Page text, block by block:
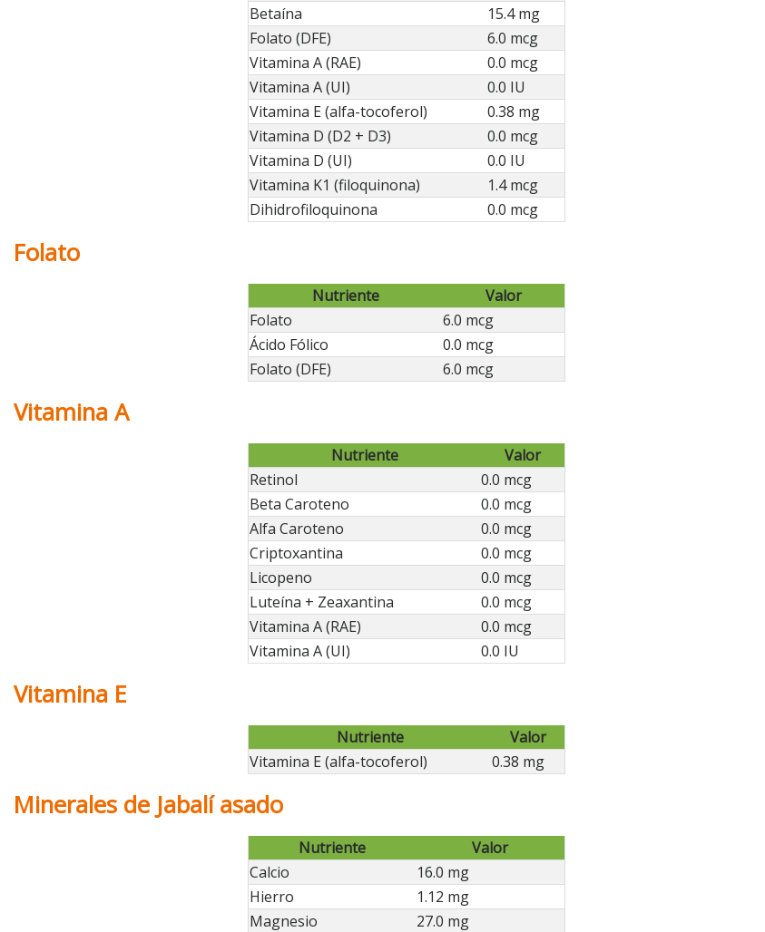
Betaína
15.4 mg
Folato (DFE)
6.0 mcg
Vitamina A (RAE)
0.0 mcg
Vitamina A (UI)
0.0 IU
Vitamina E (alfa-tocoferol)
0.38 mg
Vitamina D (D2 + D3)
0.0 mcg
Vitamina D (UI)
0.0 IU
Vitamina K1 (filoquinona)
1.4 mcg
Dihidrofiloquinona
0.0 mcg
Folato
Nutriente
Valor
Folato
6.0 mcg
Ácido Fólico
0.0 mcg
Folato (DFE)
6.0 mcg
Vitamina A
Nutriente
Valor
Retinol
0.0 mcg
Beta Caroteno
0.0 mcg
Alfa Caroteno
0.0 mcg
Criptoxantina
0.0 mcg
Licopeno
0.0 mcg
Luteína + Zeaxantina
0.0 mcg
Vitamina A (RAE)
0.0 mcg
Vitamina A (UI)
0.0 IU
Vitamina E
Nutriente
Valor
Vitamina E (alfa-tocoferol)
0.38 mg
Minerales de Jabalí asado
Nutriente
Valor
Calcio
16.0 mg
Hierro
1.12 mg
Magnesio
27.0 mg